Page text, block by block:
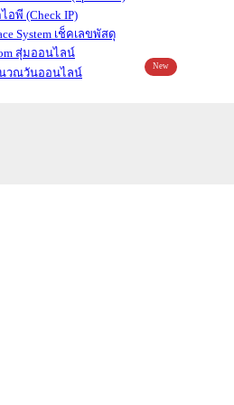
อพี (Check IP)
เช็คเลขพัสดุ
สุ่มออนไลน์
วณวันออนไลน์
New